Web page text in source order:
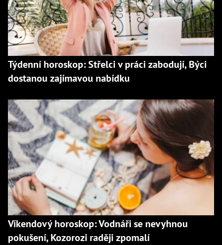
Týdenní horoskop: Střelci v práci zabodují, Býci
dostanou zajímavou nabídku
Víkendový horoskop: Vodnáři se nevyhnou
pokušení, Kozorozi raději zpomalí